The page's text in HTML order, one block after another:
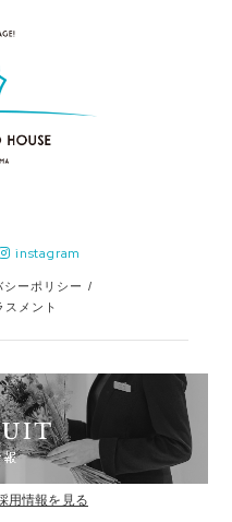
instagram
シーポリシー /
スメント
用情報を見る